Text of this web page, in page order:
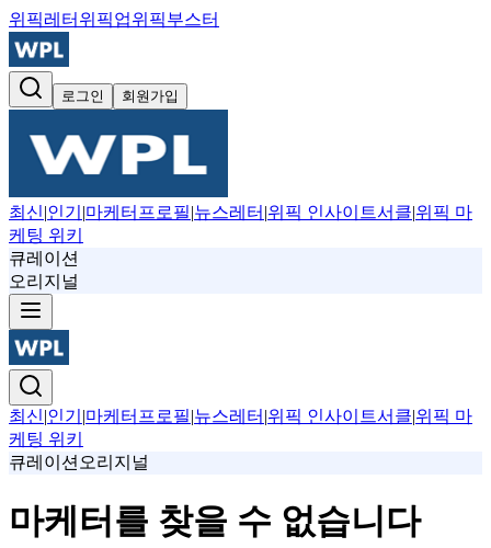
위픽레터 위픽업위픽부스터
로그인 회원가입
최신|인기 |마케터프로필|뉴스레터 |위픽 인사이트서클|위픽 마
케팅 위키
큐레이션
오리지널
최신|인기 |마케터프로필|뉴스레터 |위픽 인사이트서클|위픽 마
케팅 위키
큐레이션 오리지널
마케터를 찾을 수 없습니다